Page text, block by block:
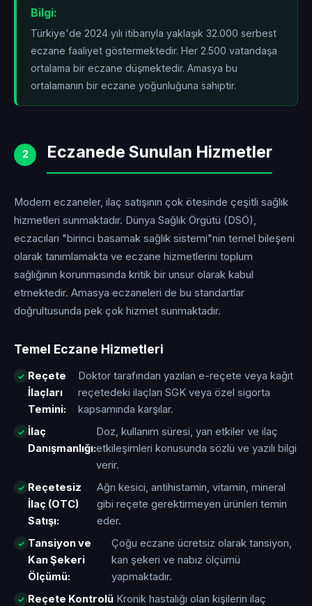
Bilgi:
Türkiye'de 2024 yılı itibarıyla yaklaşık 32.000 serbest
eczane faaliyet göstermektedir. Her 2.500 vatandaşa
ortalama bir eczane düşmektedir. Amasya bu
ortalamanın bir eczane yoğunluğuna sahiptir.
2 Eczanede Sunulan Hizmetler
Modern eczaneler, ilaç satışının çok ötesinde çeşitli sağlık
hizmetleri sunmaktadır. Dünya Sağlık Örgütü (DSÖ),
eczacıları "birinci basamak sağlık sistemi"nin temel bileşeni
olarak tanımlamakta ve eczane hizmetlerini toplum
sağlığının korunmasında kritik bir unsur olarak kabul
etmektedir. Amasya eczaneleri de bu standartlar
doğrultusunda pek çok hizmet sunmaktadır.
Temel Eczane Hizmetleri
Reçete
İlaçları
Temini:
Doktor tarafından yazılan e-reçete veya kağıt
reçetedeki ilaçları SGK veya özel sigorta
kapsamında karşılar.
İlaç
Danışmanlığı:
Doz, kullanım süresi, yan etkiler ve ilaç
etkileşimleri konusunda sözlü ve yazılı bilgi
verir.
Reçetesiz
İlaç (OTC)
Satışı:
Ağrı kesici, antihistamin, vitamin, mineral
gibi reçete gerektirmeyen ürünleri temin
eder.
Tansiyon ve
Kan Şekeri
Ölçümü:
Çoğu eczane ücretsiz olarak tansiyon,
kan şekeri ve nabız ölçümü
yapmaktadır.
Reçete Kontrolü Kronik hastalığı olan kişilerin ilaç